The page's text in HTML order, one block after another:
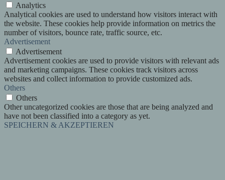
Analytics
Analytical cookies are used to understand how visitors interact with
the website. These cookies help provide information on metrics the
number of visitors, bounce rate, traffic source, etc.
Advertisement
Advertisement
Advertisement cookies are used to provide visitors with relevant ads
and marketing campaigns. These cookies track visitors across
websites and collect information to provide customized ads.
Others
Others
Other uncategorized cookies are those that are being analyzed and
have not been classified into a category as yet.
SPEICHERN & AKZEPTIEREN